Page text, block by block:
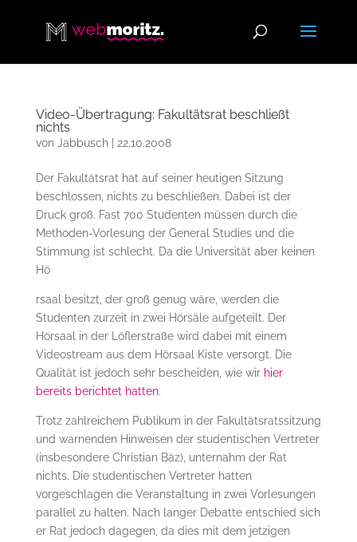
Video-Übertragung: Fakultätsrat beschließt
nichts
von Jabbusch| 22.10.2008
Der Fakultätsrat hat auf seiner heutigen Sitzung
beschlossen, nichts zu beschließen. Dabei ist der
Druck groß. Fast 700 Studenten müssen durch die
Methoden-Vorlesung der General Studies und die
Stimmung ist schlecht. Da die Universität aber keinen
Hö
rsaal besitzt, der groß genug wäre, werden die
Studenten zurzeit in zwei Hörsäle aufgeteilt. Der
Hörsaal in der Löflerstraße wird dabei mit einem
Videostream aus dem Hörsaal Kiste versorgt. Die
Qualität ist jedoch sehr bescheiden, wie wir hier
bereits berichtet hatten.
Trotz zahlreichem Publikum in der Fakultätsratssitzung
und warnenden Hinweisen der studentischen Vertreter
(insbesondere Christian Bäz), unternahm der Rat
nichts. Die studentischen Vertreter hatten
vorgeschlagen die Veranstaltung in zwei Vorlesungen
parallel zu halten. Nach langer Debatte entschied sich
er Rat jedoch dagegen, da dies mit dem jetzigen